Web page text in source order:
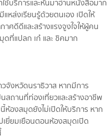
ช้บริการและหันมาอ่านหนังสือมาก
หล่งเรียนรู้ด้วยตนเอง เปิดให้
ศดีดีและสร้างแรงจูงใจให้ผู้คน
ที่แปลก เก๋ และ ชิคมาก
งหวัดนราธิวาส หากมีการ
สถานที่ท่องเที่ยวและสร้างอาชีพ
ห้องสมุดยังไม่เปิดให้บริการ หาก
เยี่ยมเยือนตอนห้องสมุดเปิด